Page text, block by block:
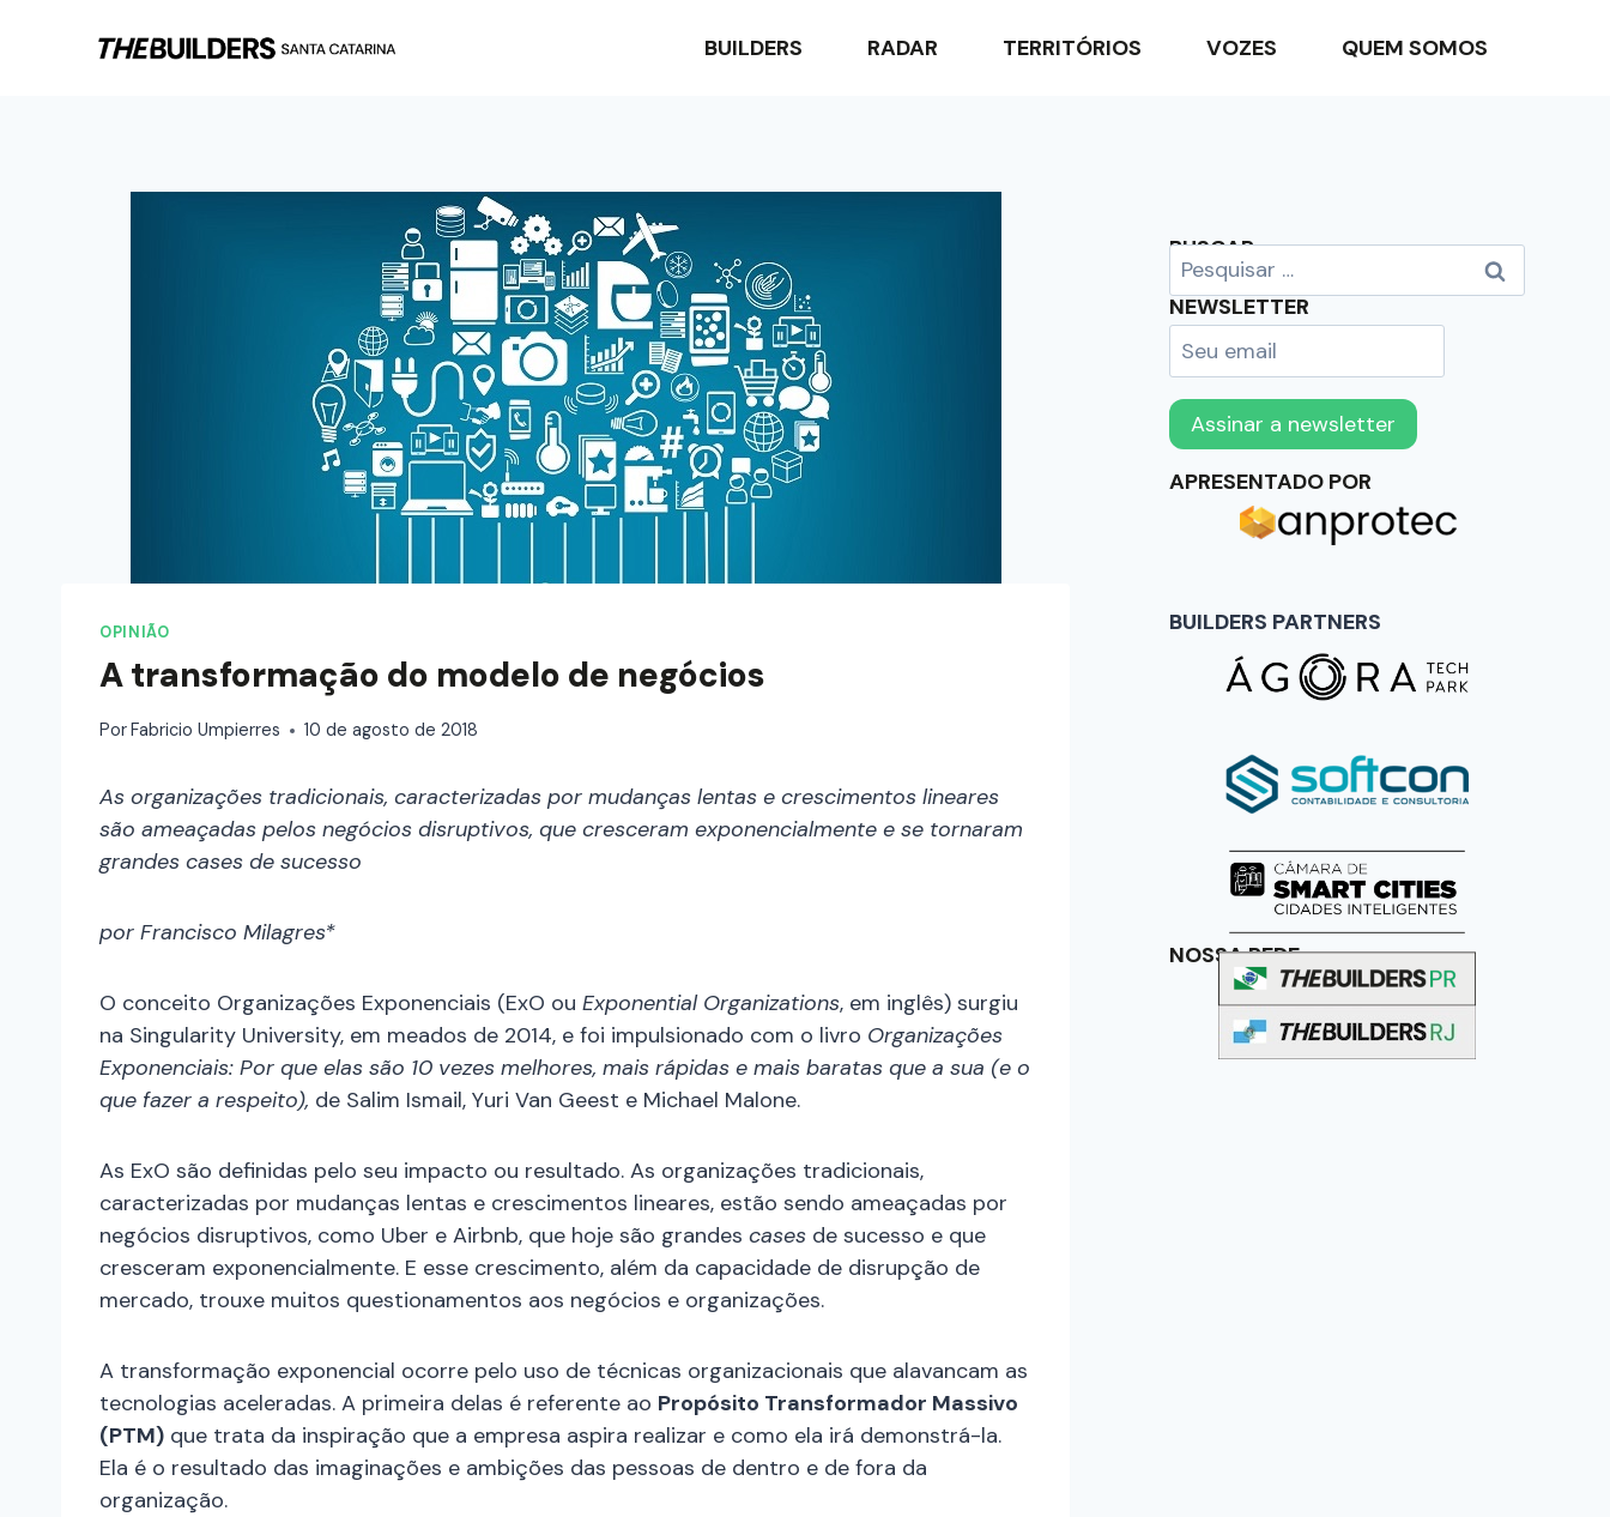
BUILDERS RADAR TERRITÓRIOS VOZES QUEM SOMOS
OPINIÃO
A transformação do modelo de negócios
PorFabricio Umpierres 10 de agosto de 2018
As organizações tradicionais, caracterizadas por mudanças lentas e crescimentos lineares
são ameaçadas pelos negócios disruptivos, que cresceram exponencialmente e se tornaram
grandes cases de sucesso
por Francisco Milagres*
O conceito Organizações Exponenciais (ExO ou Exponential Organizations, em inglês) surgiu
na Singularity University, em meados de 2014, e foi impulsionado com o livro Organizações
Exponenciais: Por que elas são 10 vezes melhores, mais rápidas e mais baratas que a sua (e o
que fazer a respeito), de Salim Ismail, Yuri Van Geest e Michael Malone.
As ExO são definidas pelo seu impacto ou resultado. As organizações tradicionais,
caracterizadas por mudanças lentas e crescimentos lineares, estão sendo ameaçadas por
negócios disruptivos, como Uber e Airbnb, que hoje são grandes cases de sucesso e que
cresceram exponencialmente. E esse crescimento, além da capacidade de disrupção de
mercado, trouxe muitos questionamentos aos negócios e organizações.
A transformação exponencial ocorre pelo uso de técnicas organizacionais que alavancam as
tecnologias aceleradas. A primeira delas é referente ao Propósito Transformador Massivo
(PTM) que trata da inspiração que a empresa aspira realizar e como ela irá demonstrá-la.
Ela é o resultado das imaginações e ambições das pessoas de dentro e de fora da
organização.
BUSCAR
NEWSLETTER
APRESENTADO POR
BUILDERS PARTNERS
NOSSA REDE